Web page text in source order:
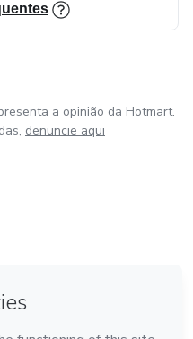
a opinião da Hotmart.
denuncie aqui